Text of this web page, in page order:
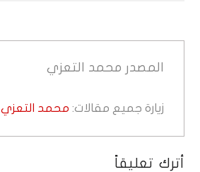
المصدر محمد التعزي
زيارة جميع مقالات: محمد التعزي
أترك تعليقاً